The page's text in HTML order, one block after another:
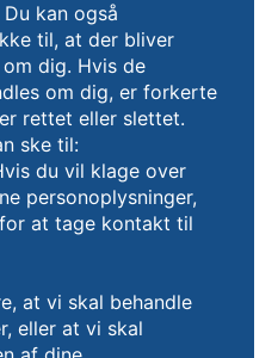
kan også
til, at der bliver
dig. Hvis de
om dig, er forkerte
rettet eller slettet.
ske til:
du vil klage over
personoplysninger,
at tage kontakt til
at vi skal behandle
eller at vi skal